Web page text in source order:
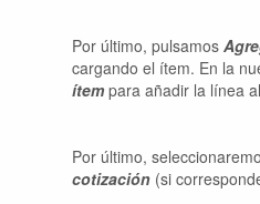
Por último, pulsamos
cargando el ítem. En la
ítem para añadir la línea
Por último,
cotización (si